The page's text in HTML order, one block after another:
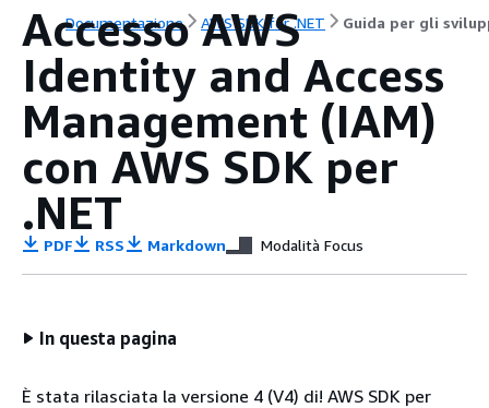
Documentazione AWS SDK for .NET Guida per gli
Accesso AWS
Identity and Access
Management (IAM)
con AWS SDK per
.NET
PDF RSS Markdown Modalità Focus
In questa pagina
È stata rilasciata la versione 4 (V4) di! AWS SDK per